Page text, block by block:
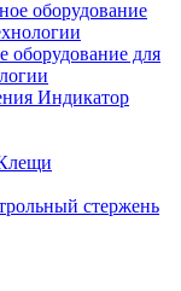
оборудование для
Индикатор
стержень